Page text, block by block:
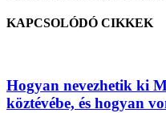
KAPCSOLÓDÓ CIKKEK
Hogyan nevezhetik ki
köztévébe, és hogyan